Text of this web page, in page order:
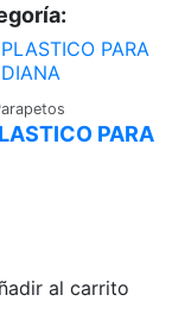
PARA
al carrito